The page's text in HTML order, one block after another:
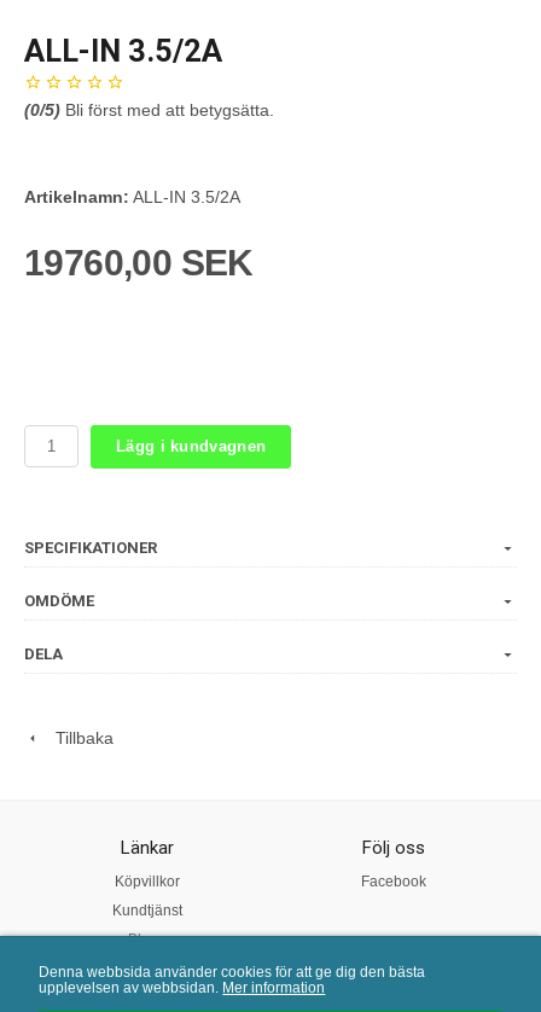
Denna webbsida använder cookies för att ge dig den bästa
upplevelsen av webbsidan. Mer information
ALL-IN 3.5/2A
(0/5) Bli först med att betygsätta.
Artikelnamn: ALL-IN 3.5/2A
19760,00 SEK
Lägg i kundvagnen
SPECIFIKATIONER
OMDÖME
DELA
Tillbaka
Länkar
Köpvillkor
Kundtjänst
Blogg
Öppet tider
Följ oss
Facebook